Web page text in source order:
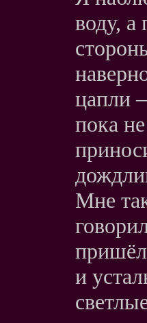
воду, а
цапли
пока
Мне
и